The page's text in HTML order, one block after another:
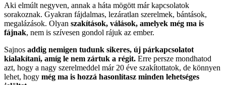
Aki elmúlt negyven, annak a háta mögött már kapcsolatok
sorakoznak. Gyakran fájdalmas, lezáratlan szerelmek, bántások,
megalázások. Olyan szakítások, válások, amelyek még ma is
fájnak, nem is szívesen gondol rájuk az ember.
Sajnos addig nemigen tudunk sikeres, új párkapcsolatot
kialakítani, amíg le nem zártuk a régit. Erre persze mondhatod
azt, hogy a nagy szerelmeddel már 20 éve szakítottatok, de könnyen
lehet, hogy még ma is hozzá hasonlítasz minden lehetséges